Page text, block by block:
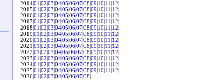
2014|01|02|03|04|05|06|07|08|09|10|11|12|
2015|01|02|03|04|05|06|07|08|09|10|11|12|
2016|01|02|03|04|05|06|07|08|09|10|11|12|
2017|01|02|03|04|05|06|07|08|09|10|11|12|
2018|01|02|03|04|05|06|07|08|09|10|11|12|
2019|01|02|03|04|05|06|07|08|09|10|11|12|
2020|01|02|03|04|05|06|07|08|09|10|11|12|
2021|01|02|03|04|05|06|07|08|09|10|11|12|
2022|01|02|03|04|05|06|07|08|09|10|11|12|
2023|01|02|03|04|05|06|07|08|09|10|11|12|
2024|01|02|03|04|05|06|07|08|09|10|11|12|
2025|01|02|03|04|05|06|07|08|09|10|11|12|
2026|01|02|03|04|05|06|07|08|